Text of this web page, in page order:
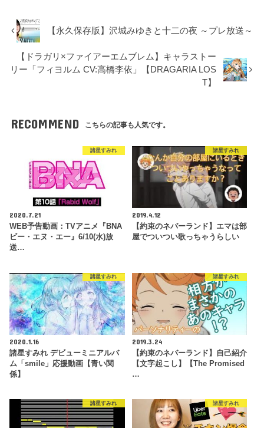
【永久保存版】沢城みゆきと十二の夜 ～プレ放送～
【ドラガリ×ファイアーエムブレム】キャラストー
リー「フィヨルム CV:高橋李依」【DRAGARIA LOS
T】
RECOMMEND こちらの記事も人気です。
諸星すみれ
2020.7.21
WEB予告動画：TVアニメ『BNA
ビー・エヌ・エー』6/10(水)放
送…
諸星すみれ
2019.4.12
【約束のネバーランド】エマは部
屋でついつい歌っちゃうらしい
諸星すみれ
2020.1.16
諸星すみれ デビューミニアルバ
ム「smile」応援動画【青い関
係】
諸星すみれ
2019.3.24
【約束のネバーランド】自己紹介
【文字起こし】【The Promised
…
諸星すみれ 諸星すみれ